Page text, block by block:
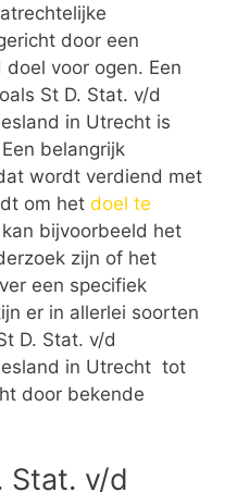
door een
voor ogen. Een
St D. Stat. v/d
in Utrecht is
belangrijk
wordt verdiend met
om het doel te
bijvoorbeeld het
zijn of het
een specifiek
er in allerlei soorten
D. Stat. v/d
in Utrecht tot
door bekende
Stat. v/d